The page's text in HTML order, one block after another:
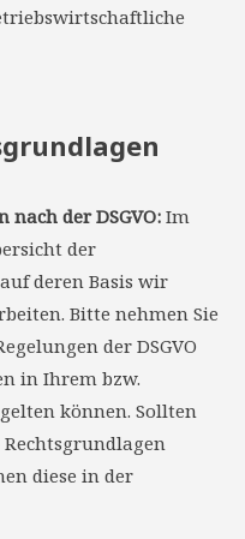
der DSGVO:Im
der
deren Basis wir
Bitte nehmen Sie
der DSGVO
in Ihrem bzw.
können. Sollten
diese in der